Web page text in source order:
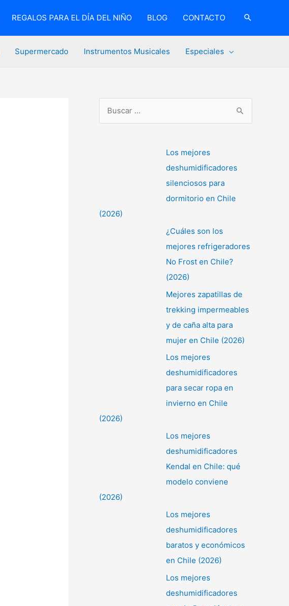
REGALOS PARA EL DÍA DEL NIÑO BLOG CONTACTO
Supermercado Instrumentos Musicales Especiales
o
Los mejores
deshumidificadores
silenciosos para
dormitorio en Chile
(2026)
¿Cuáles son los
mejores refrigeradores
No Frost en Chile?
(2026)
Mejores zapatillas de
trekking impermeables
y de caña alta para
mujer en Chile (2026)
Los mejores
deshumidificadores
para secar ropa en
invierno en Chile
(2026)
Los mejores
deshumidificadores
Kendal en Chile: qué
modelo conviene
(2026)
Los mejores
deshumidificadores
baratos y económicos
en Chile (2026)
Los mejores
deshumidificadores